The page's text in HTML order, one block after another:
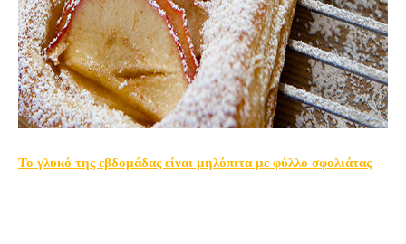
Το γλυκό της εβδομάδας είναι μηλόπιτα με φύλλο σφολιάτας